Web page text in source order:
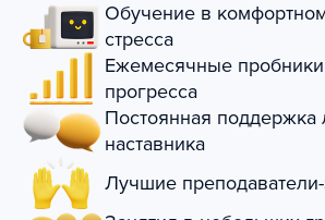
Обучение в
стресса
Ежемесячные пробники
прогресса
Постоянная поддержка
наставника
Лучшие